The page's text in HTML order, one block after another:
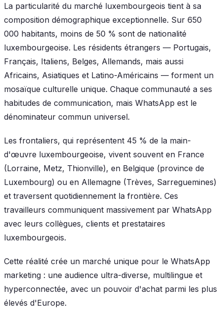
La particularité du marché luxembourgeois tient à sa
composition démographique exceptionnelle. Sur 650
000 habitants, moins de 50 % sont de nationalité
luxembourgeoise. Les résidents étrangers — Portugais,
Français, Italiens, Belges, Allemands, mais aussi
Africains, Asiatiques et Latino-Américains — forment un
mosaïque culturelle unique. Chaque communauté a ses
habitudes de communication, mais WhatsApp est le
dénominateur commun universel.
Les frontaliers, qui représentent 45 % de la main-
d'œuvre luxembourgeoise, vivent souvent en France
(Lorraine, Metz, Thionville), en Belgique (province de
Luxembourg) ou en Allemagne (Trèves, Sarreguemines)
et traversent quotidiennement la frontière. Ces
travailleurs communiquent massivement par WhatsApp
avec leurs collègues, clients et prestataires
luxembourgeois.
Cette réalité crée un marché unique pour le WhatsApp
marketing : une audience ultra-diverse, multilingue et
hyperconnectée, avec un pouvoir d'achat parmi les plus
élevés d'Europe.